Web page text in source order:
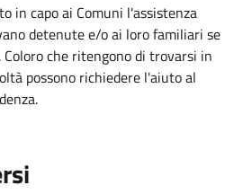
in capo ai Comuni l'assistenza
detenute e/o ai loro familiari se
che ritengono di trovarsi in
possono richiedere l'aiuto al